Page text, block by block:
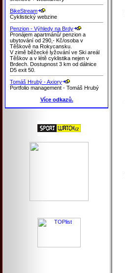
BikeStream
Cyklistický webzine
Penzion - Výhledy na Brdy
Pronájem apartmánů/ penzion a
ubytování od 290,- Kč/osoba v
Těškově na Rokycansku.
V zimě běžecké lyžování ve Ski areál
Těškov a v létě cyklistika nejen v
Brdech. Dostupnost 3 km od dálnice
D5 exit 50.
Tomáš Hrubý - Axiory
Portfolio management - Tomáš Hrubý
Více odkazů.